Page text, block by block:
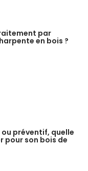
par
en bois ?
préventif, quelle
pour son bois de